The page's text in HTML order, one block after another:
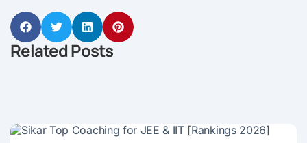
Related Posts